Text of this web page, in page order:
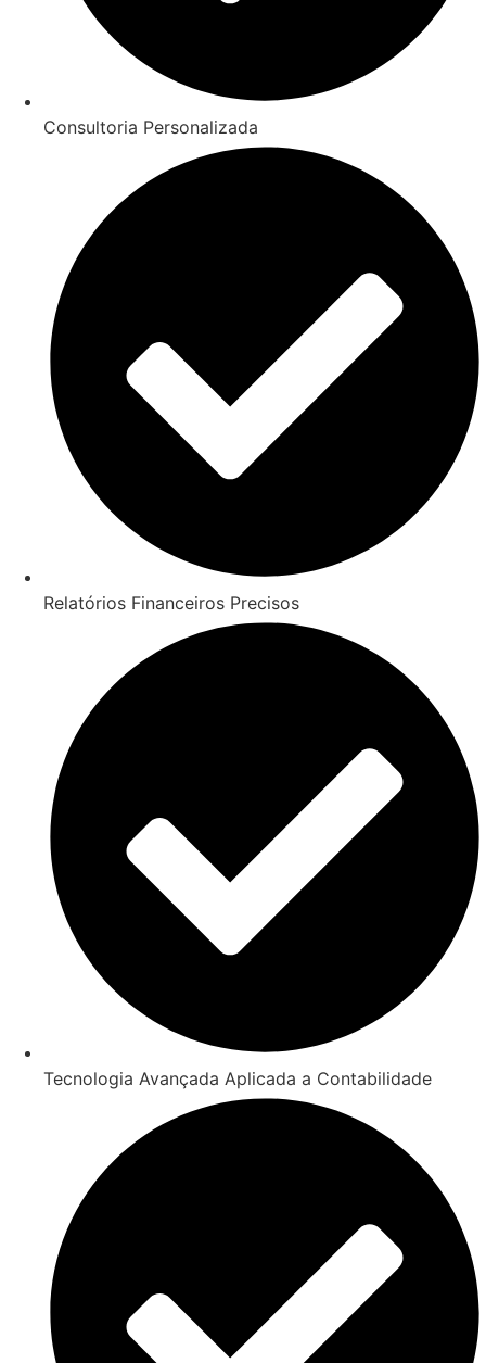
Consultoria Personalizada
Relatórios Financeiros Precisos
Tecnologia Avançada Aplicada a Contabilidade